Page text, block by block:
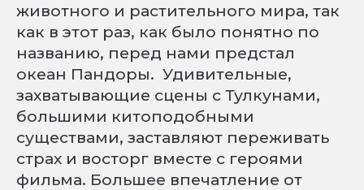
животного и растительного мира, так
как в этот раз, как было понятно по
названию, перед нами предстал
океан Пандоры. Удивительные,
захватывающие сцены с Тулкунами,
большими китоподобными
существами, заставляют переживать
страх и восторг вместе с героями
фильма. Большее впечатление от